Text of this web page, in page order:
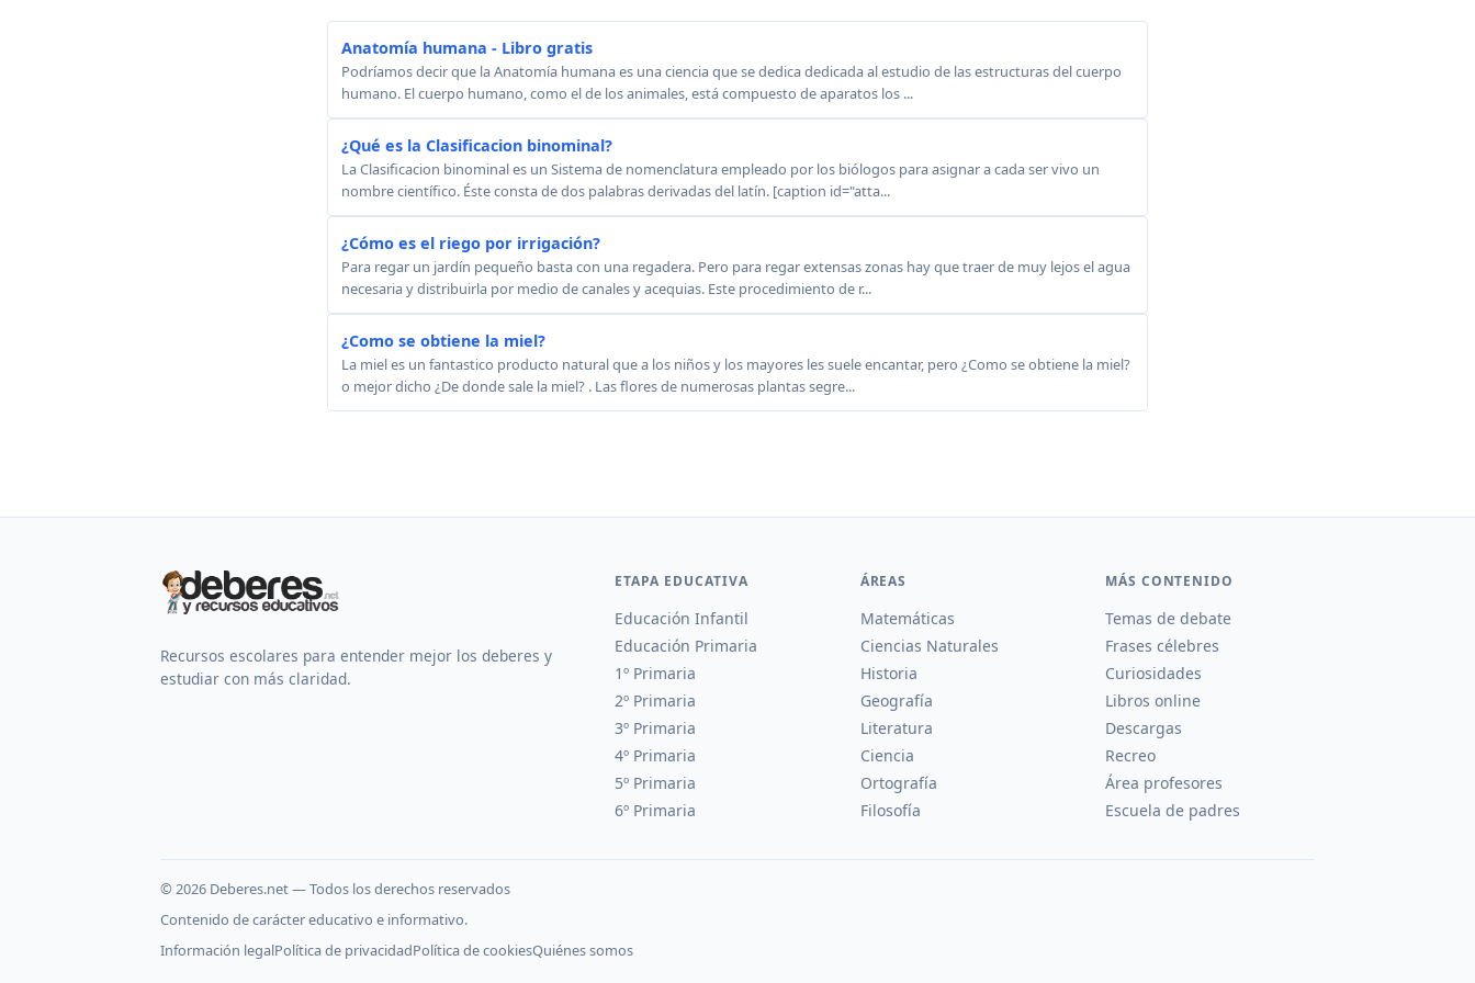
Anatomía humana - Libro gratis
Podríamos decir que la Anatomía humana es una ciencia que se dedica dedicada al estudio de las estructuras del cuerpo
humano. El cuerpo humano, como el de los animales, está compuesto de aparatos los ...
¿Qué es la Clasificacion binominal?
La Clasificacion binominal es un Sistema de nomenclatura empleado por los biólogos para asignar a cada ser vivo un
nombre científico. Éste consta de dos palabras derivadas del latín. [caption id="atta...
¿Cómo es el riego por irrigación?
Para regar un jardín pequeño basta con una regadera. Pero para regar extensas zonas hay que traer de muy lejos el agua
necesaria y distribuirla por medio de canales y acequias. Este procedimiento de r...
¿Como se obtiene la miel?
La miel es un fantastico producto natural que a los niños y los mayores les suele encantar, pero ¿Como se obtiene la miel?
o mejor dicho ¿De donde sale la miel? . Las flores de numerosas plantas segre...
Recursos escolares para entender mejor los deberes y
estudiar con más claridad.
ETAPA EDUCATIVA
Educación Infantil
Educación Primaria
1º Primaria
2º Primaria
3º Primaria
4º Primaria
5º Primaria
6º Primaria
ÁREAS
Matemáticas
Ciencias Naturales
Historia
Geografía
Literatura
Ciencia
Ortografía
Filosofía
MÁS CONTENIDO
Temas de debate
Frases célebres
Curiosidades
Libros online
Descargas
Recreo
Área profesores
Escuela de padres
© 2026 Deberes.net — Todos los derechos reservados
Contenido de carácter educativo e informativo.
Información legalPolítica de privacidadPolítica de cookiesQuiénes somos